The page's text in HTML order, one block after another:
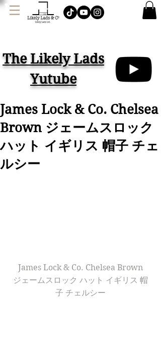
AMES LOCK & CO. ハット イギリス
The Likely Lads
Yutube
James Lock & Co. Chelsea
Brown ジェームスロック
ハット イギリス 帽子 チェ
ルシー
James Lock & Co. Chelsea Brown
ジェームスロック ハット イギリス 帽
子 チェルシー